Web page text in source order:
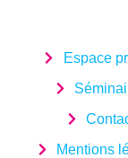
Espace
Mentions